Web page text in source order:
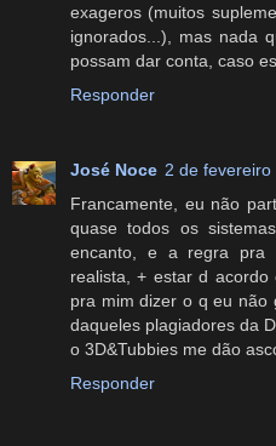
exageros (muitos
ignorados...), mas nada
possam dar conta, caso
Responder
José Noce 2 de fevereiro
Francamente, eu não
quase todos os
encanto, e a regra pra
realista, + estar d
pra mim dizer o q eu não
daqueles plagiadores da
o 3D&Tubbies me dão
Responder